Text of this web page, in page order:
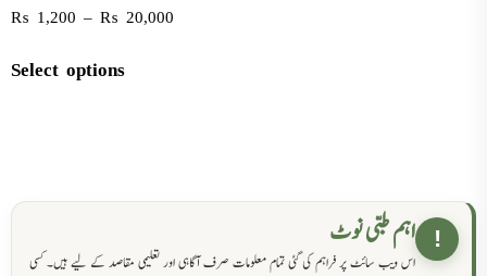
₨ 1,200 – ₨ 20,000
Select options
! اہم طبی نوٹ
اس ویب سائٹ پر فراہم کی گئی تمام معلومات صرف آگاہی اور تعلیمی مقاصد کے لیے ہیں۔ کسی